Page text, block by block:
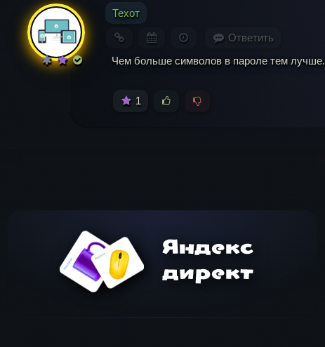
Техот
Ответить
Чем больше символов в пароле тем лучше.
1